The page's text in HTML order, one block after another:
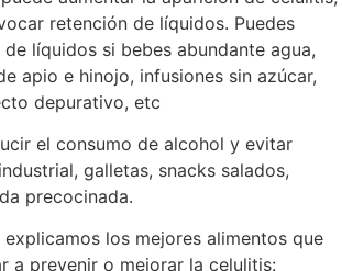
retención de líquidos. Puedes
líquidos si bebes abundante agua,
apio e hinojo, infusiones sin azúcar,
depurativo, etc
el consumo de alcohol y evitar
galletas, snacks salados,
precocinada.
los mejores alimentos que
a prevenir o mejorar la celulitis: